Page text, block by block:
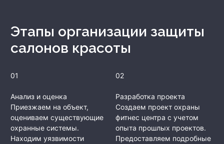
Этапы организации защиты
салонов красоты
01
Анализ и оценка
Приезжаем на объект,
оцениваем существующие
охранные системы.
Находим уязвимости
02
Разработка проекта
Создаем проект охраны
фитнес центра с учетом
опыта прошлых проектов.
Предоставляем подробные